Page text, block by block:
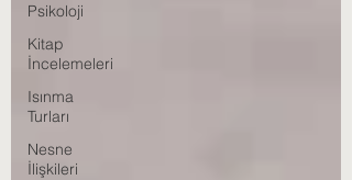
Psikoloji
Kitap
İncelemeleri
Isınma
Turları
Nesne
İlişkileri